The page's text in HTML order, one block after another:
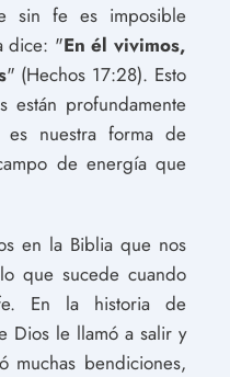
sin fe es imposible
dice: "En él vivimos,
" (Hechos 17:28). Esto
están profundamente
nuestra forma de
de energía que
en la Biblia que nos
que sucede cuando
En la historia de
Dios le llamó a salir y
muchas bendiciones,